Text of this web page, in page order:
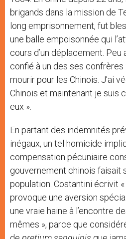
brigands dans la mission de
long emprisonnement, fut
une balle empoisonnée qui
cours d’un déplacement. Peu
confié à un des ses
mourir pour les Chinois. J’ai
Chinois et maintenant je suis
eux ».
En partant des indemnités
inégaux, un tel homicide
compensation pécuniaire
gouvernement chinois faisait
population. Costantini écrivit «
provoque une aversion
une vraie haine à l’encontre
mêmes », parce que